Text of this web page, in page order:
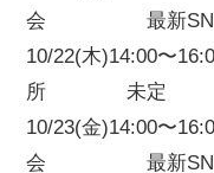
会 最新
10/22(木)14:00〜
所 未定
10/23(金)14:00〜
会 最新